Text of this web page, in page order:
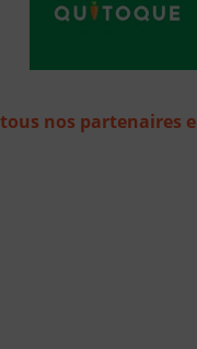
nos partenaires